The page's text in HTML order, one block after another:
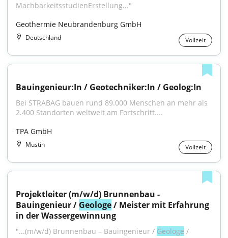
MachbarkeitsstudienErstellung..."
Geothermie Neubrandenburg GmbH
Deutschland Vollzeit
Bauingenieur:In / Geotechniker:In / Geolog:In
Bei STRABAG bauen rund 89.000 Menschen an mehr als
2.400 Standorten weltweit am Fortschritt....
TPA GmbH
Mustin Vollzeit
Projektleiter (m/w/d) Brunnenbau -
Bauingenieur / Geologe / Meister mit Erfahrung
in der Wassergewinnung
"...(m/w/d) Brunnenbau – Bauingenieur / Geologe /